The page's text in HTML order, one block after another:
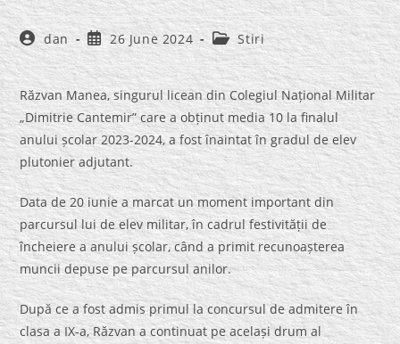
Post
author:
dan
Post
published:
26 June 2024
Post
category:
Stiri
Răzvan Manea, singurul licean din Colegiul Național Militar
„Dimitrie Cantemir” care a obținut media 10 la finalul
anului școlar 2023-2024, a fost înaintat în gradul de elev
plutonier adjutant.
Data de 20 iunie a marcat un moment important din
parcursul lui de elev militar, în cadrul festivității de
încheiere a anului școlar, când a primit recunoașterea
muncii depuse pe parcursul anilor.
După ce a fost admis primul la concursul de admitere în
clasa a IX-a, Răzvan a continuat pe același drum al